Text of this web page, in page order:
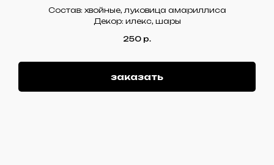
Состав: хвойные, луковица амариллиса
Декор: илекс, шары
250 р.
заказать